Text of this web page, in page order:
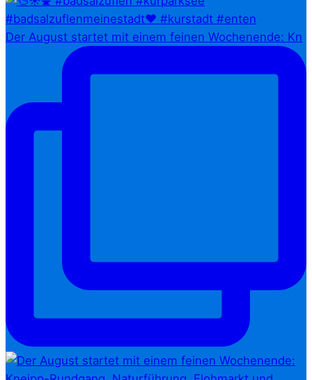
Der August startet mit einem feinen Wochenende: Kn